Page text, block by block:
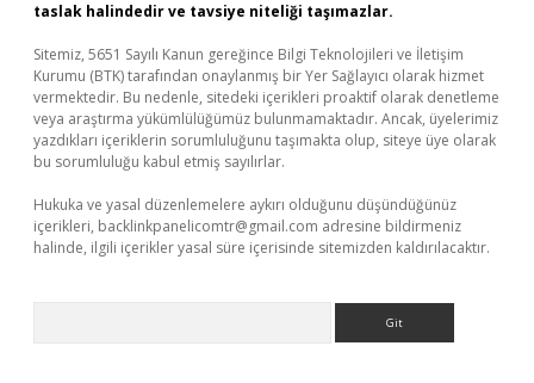
taslak halindedir ve tavsiye niteliği taşımazlar.
Sitemiz, 5651 Sayılı Kanun gereğince Bilgi Teknolojileri ve İletişim
Kurumu (BTK) tarafından onaylanmış bir Yer Sağlayıcı olarak hizmet
vermektedir. Bu nedenle, sitedeki içerikleri proaktif olarak denetleme
veya araştırma yükümlülüğümüz bulunmamaktadır. Ancak, üyelerimiz
yazdıkları içeriklerin sorumluluğunu taşımakta olup, siteye üye olarak
bu sorumluluğu kabul etmiş sayılırlar.
Hukuka ve yasal düzenlemelere aykırı olduğunu düşündüğünüz
içerikleri, backlinkpanelicomtr@gmail.com adresine bildirmeniz
halinde, ilgili içerikler yasal süre içerisinde sitemizden kaldırılacaktır.